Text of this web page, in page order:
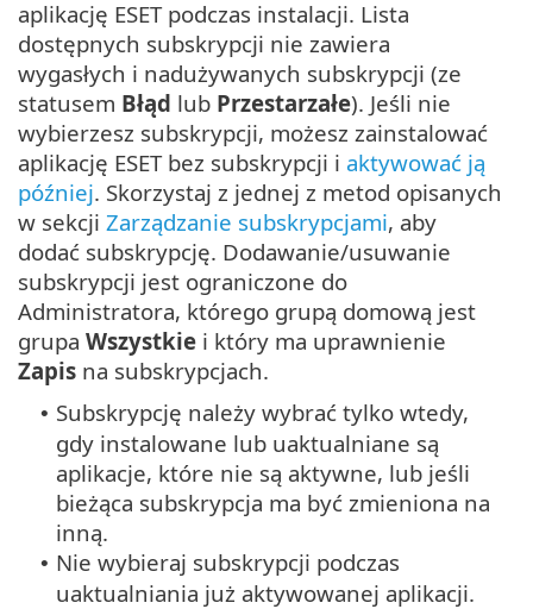
aplikację ESET podczas instalacji. Lista
dostępnych subskrypcji nie zawiera
wygasłych i nadużywanych subskrypcji (ze
statusem Błąd lub Przestarzałe). Jeśli nie
wybierzesz subskrypcji, możesz zainstalować
aplikację ESET bez subskrypcji i aktywować ją
później. Skorzystaj z jednej z metod opisanych
w sekcji Zarządzanie subskrypcjami, aby
dodać subskrypcję. Dodawanie/usuwanie
subskrypcji jest ograniczone do
Administratora, którego grupą domową jest
grupa Wszystkie i który ma uprawnienie
Zapis na subskrypcjach.
• Subskrypcję należy wybrać tylko wtedy,
gdy instalowane lub uaktualniane są
aplikacje, które nie są aktywne, lub jeśli
bieżąca subskrypcja ma być zmieniona na
inną.
• Nie wybieraj subskrypcji podczas
uaktualniania już aktywowanej aplikacji.